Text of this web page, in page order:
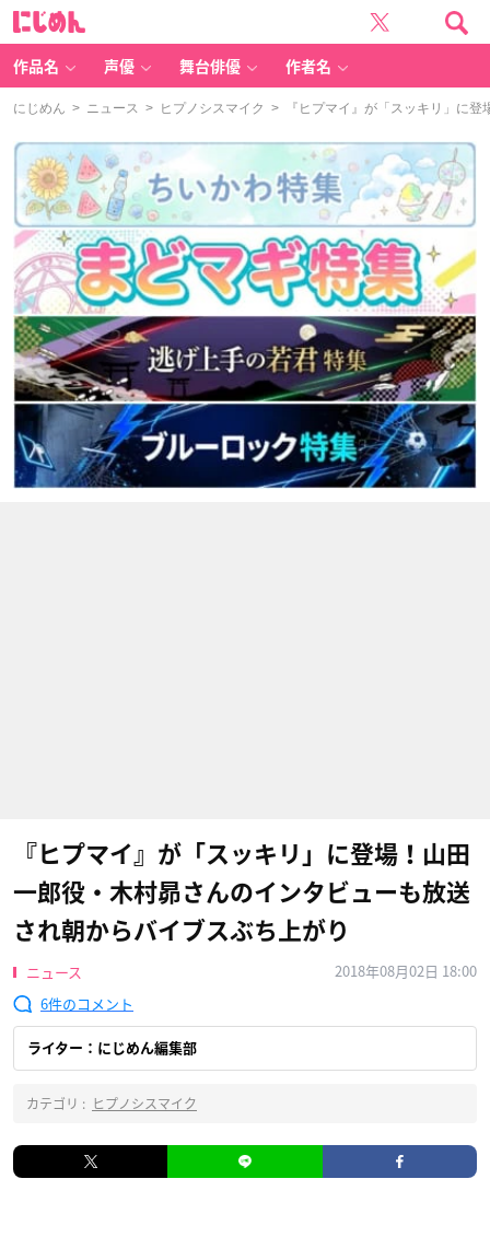
作品名 声優 舞台俳優 作者名
にじめん > ニュース > ヒプノシスマイク > 『ヒプマイ』が「スッキリ」に登
『ヒプマイ』が「スッキリ」に登場！山田
一郎役・木村昴さんのインタビューも放送
され朝からバイブスぶち上がり
ニュース
2018年08月02日 18:00
6
ライター：にじめん編集部
カテゴリ : ヒプノシスマイク